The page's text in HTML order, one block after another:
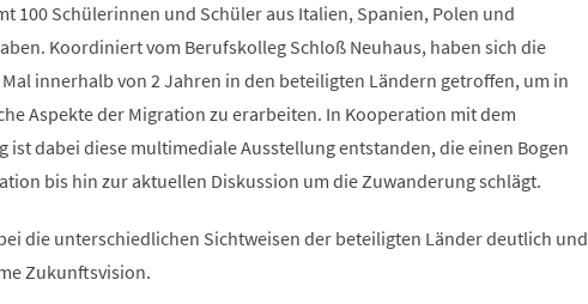
100 Schülerinnen und Schüler aus Italien, Spanien, Polen und
Koordiniert vom Berufskolleg Schloß Neuhaus, haben sich die
innerhalb von 2 Jahren in den beteiligten Ländern getroffen, um in
Aspekte der Migration zu erarbeiten. In Kooperation mit dem
ist dabei diese multimediale Ausstellung entstanden, die einen Bogen
bis hin zur aktuellen Diskussion um die Zuwanderung schlägt.
die unterschiedlichen Sichtweisen der beteiligten Länder deutlich und
Zukunftsvision.